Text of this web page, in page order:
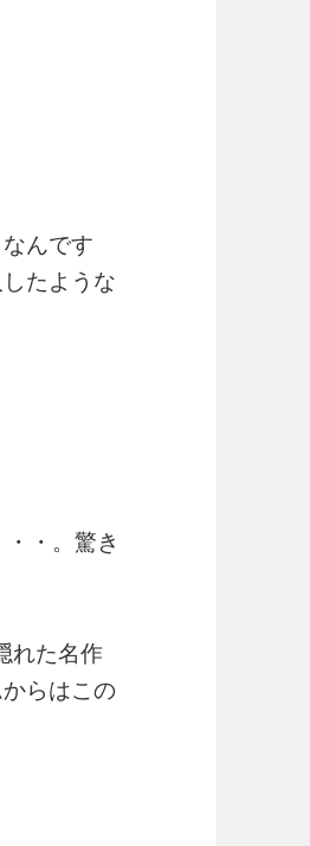
んです
たような
・。驚き
れた名作
らはこの